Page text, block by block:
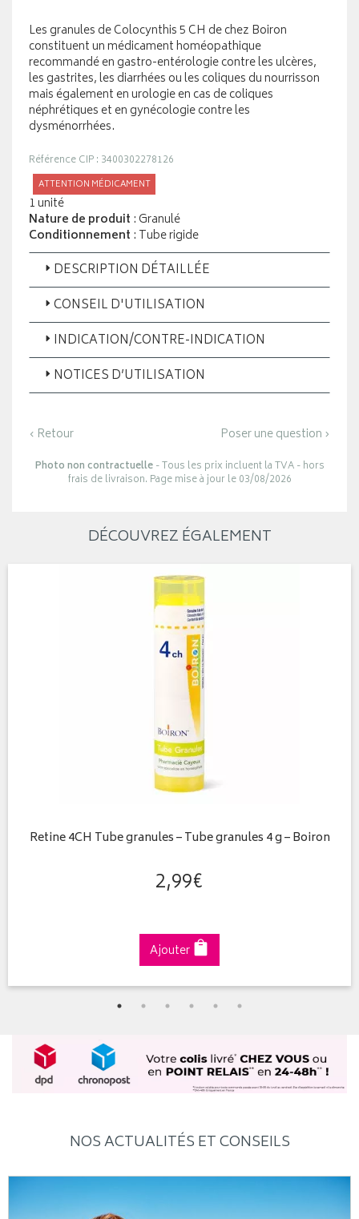
Les granules de Colocynthis 5 CH de chez Boiron
constituent un médicament homéopathique
recommandé en gastro-entérologie contre les ulcères,
les gastrites, les diarrhées ou les coliques du nourrisson
mais également en urologie en cas de coliques
néphrétiques et en gynécologie contre les
dysménorrhées.
Référence CIP : 3400302278126
ATTENTION MÉDICAMENT
1 unité
Nature de produit : Granulé
Conditionnement : Tube rigide
DESCRIPTION DÉTAILLÉE
CONSEIL D'UTILISATION
INDICATION/CONTRE-INDICATION
NOTICES D’UTILISATION
‹ Retour Poser une question ›
Photo non contractuelle- Tous les prix incluent la TVA - hors
frais de livraison. Page mise à jour le 03/08/2026
DÉCOUVREZ ÉGALEMENT
Retine 4CH Tube granules – Tube granules 4 g – Boiron
2,99€
Ajouter
NOS ACTUALITÉS ET CONSEILS